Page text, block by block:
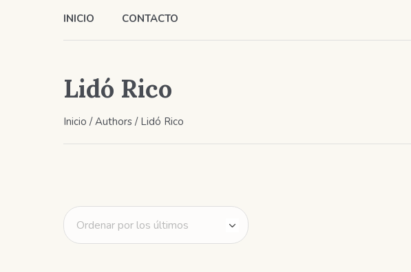
INICIO CONTACTO
Lidó Rico
Inicio / Authors / Lidó Rico